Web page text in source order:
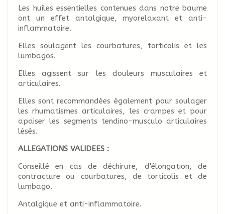
Les huiles essentielles contenues dans notre baume
ont un effet antalgique, myorelaxant et anti-
inflammatoire.
Elles soulagent les courbatures, torticolis et les
lumbagos.
Elles agissent sur les douleurs musculaires et
articulaires.
Elles sont recommandées également pour soulager
les rhumatismes articulaires, les crampes et pour
apaiser les segments tendino-musculo articulaires
lésés.
ALLEGATIONS VALIDEES :
Conseillé en cas de déchirure, d'élongation, de
contracture ou courbatures, de torticolis et de
lumbago.
Antalgique et anti-inflammatoire.